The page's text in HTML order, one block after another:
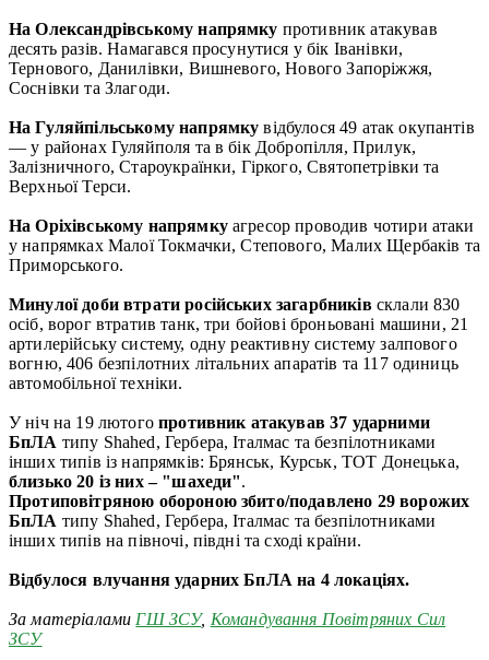
На Олександрівському напрямку противник атакував
десять разів. Намагався просунутися у бік Іванівки,
Тернового, Данилівки, Вишневого, Нового Запоріжжя,
Соснівки та Злагоди.
На Гуляйпільському напрямку відбулося 49 атак окупантів
— у районах Гуляйполя та в бік Добропілля, Прилук,
Залізничного, Староукраїнки, Гіркого, Святопетрівки та
Верхньої Терси.
На Оріхівському напрямку агресор проводив чотири атаки
у напрямках Малої Токмачки, Степового, Малих Щербаків та
Приморського.
Минулої доби втрати російських загарбників склали 830
осіб, ворог втратив танк, три бойові броньовані машини, 21
артилерійську систему, одну реактивну систему залпового
вогню, 406 безпілотних літальних апаратів та 117 одиниць
автомобільної техніки.
У ніч на 19 лютогопротивник атакував 37 ударними
БпЛА типу Shahed, Гербера, Італмас та безпілотниками
інших типів із напрямків: Брянськ, Курськ, ТОТ Донецька,
близько 20 із них – "шахеди".
Протиповітряною обороною збито/подавлено 29 ворожих
БпЛА типу Shahed, Гербера, Італмас та безпілотниками
інших типів на півночі, півдні та сході країни.
Відбулося влучання ударних БпЛА на 4 локаціях.
За матеріалами ГШ ЗСУ, Командування Повітряних Сил
ЗСУ